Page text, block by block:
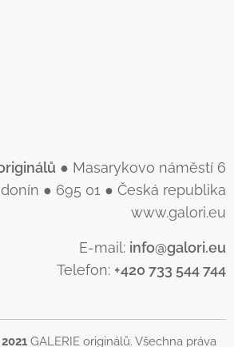
● Masarykovo náměstí 6
● 695 01 ● Česká republika
www.galori.eu
E-mail: info@galori.eu
Telefon: +420 733 544 744
GALERIE originálů. Všechna práva